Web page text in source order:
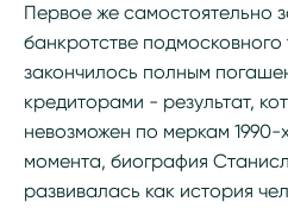
Первое же самостоятельно
банкротстве подмосковного
закончилось полным
кредиторами - результат,
невозможен по меркам 1990-
момента, биография
развивалась как история